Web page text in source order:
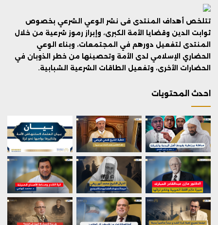
تتلخص أهداف المنتدى فى نشر الوعي الشرعي بخصوص
ثوابت الدين وقضايا الأمة الكبرى، وإبراز رموز شرعية من خلال
المنتدى لتفعيل دورهم في المجتمعات، وبناء الوعي
الحضاري الإسلامي لدى الأمة وتحصينها من خطر الذوبان في
الحضارات الأخرى، وتفعيل الطاقات الشرعية الشبابية.
احدث المحتويات